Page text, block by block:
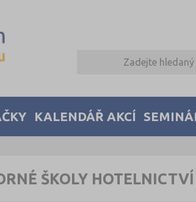
KALENDÁŘ AKCÍ
ŠKOLY